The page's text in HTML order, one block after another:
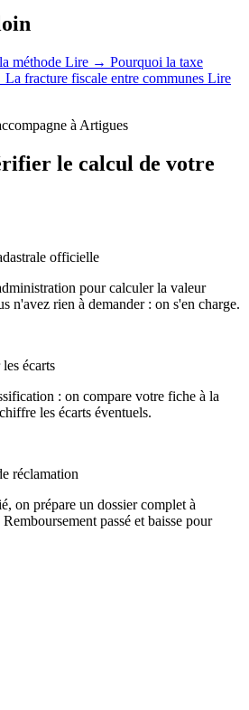
méthode Lire → Pourquoi la taxe
La fracture fiscale entre communes Lire
à Artigues
le calcul de votre
officielle
pour calculer la valeur
n'avez rien à demander : on s'en charge.
écarts
: on compare votre fiche à la
les écarts éventuels.
réclamation
on prépare un dossier complet à
passé et baisse pour